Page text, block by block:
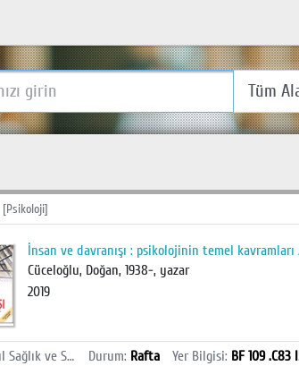
İnsan ve davranışı : psikolojinin temel
Cüceloğlu, Doğan, 1938-, yazar
2019
İstanbul Sağlık ve Sosyal Bilimler MYO Kütüphanesi Durum: Rafta Yer Bilgisi: BF 109 .C83